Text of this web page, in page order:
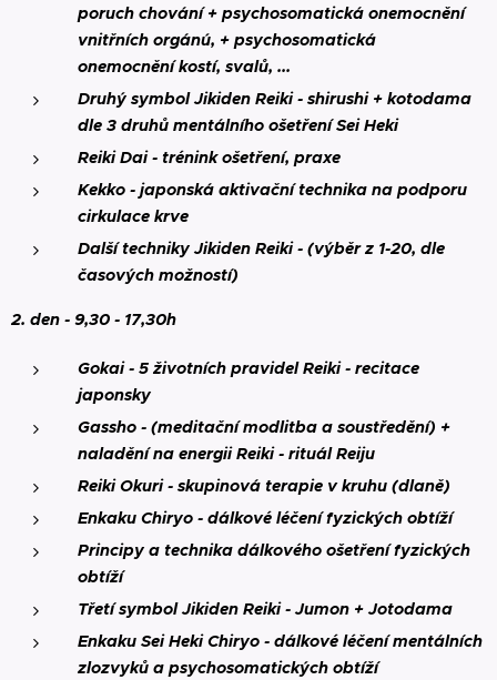
poruch chování + psychosomatická onemocnění
vnitřních orgánú, + psychosomatická
onemocněníkostí, svalů, ...
Druhý symbol Jikiden Reiki - shirushi + kotodama
dle 3 druhů mentálního ošetřeníSei Heki
Reiki Dai - trénink ošetření, praxe
Kekko - japonská aktivační technika na podporu
cirkulace krve
Další techniky Jikiden Reiki - (výběr z 1-20, dle
časových možností)
2. den - 9,30 - 17,30h
Gokai - 5 životních pravidel Reiki - recitace
japonsky
Gassho - (meditační modlitba a soustředění) +
naladění na energii Reiki - rituálReiju
Reiki Okuri - skupinová terapie v kruhu (dlaně)
Enkaku Chiryo - dálkové léčení fyzických obtíží
Principy a technika dálkového ošetření fyzických
obtíží
Třetí symbolJikiden Reiki - Jumon + Jotodama
Enkaku Sei Heki Chiryo - dálkové léčení mentálních
zlozvyků a psychosomatických obtíží